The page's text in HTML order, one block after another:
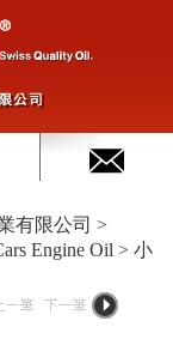
有限公司 >
Engine Oil > 小